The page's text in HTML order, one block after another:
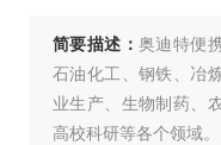
简要描述：奥迪特便
石油化工、钢铁、冶
业生产、生物制药、
高校科研等各个领域。